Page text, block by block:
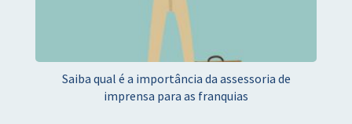
Saiba qual é a importância da assessoria de
imprensa para as franquias